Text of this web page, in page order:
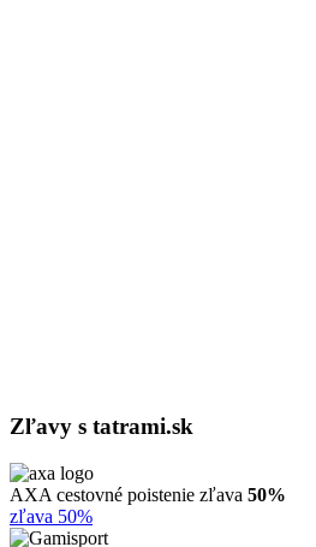
Zľavy s tatrami.sk
AXA cestovné poistenie zľava 50%
zľava 50%